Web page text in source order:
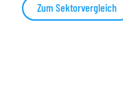
Zum Sektorvergleich